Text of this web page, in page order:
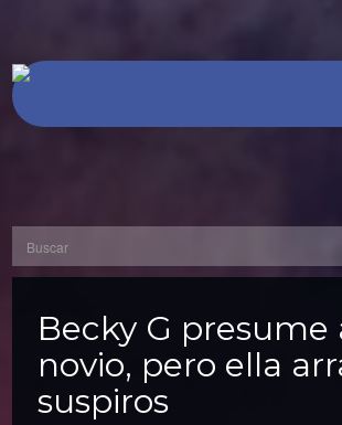
Becky G presume
novio, pero ella
suspiros